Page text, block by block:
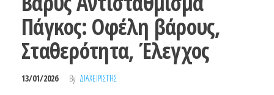
Πάγκος: Οφέλη βάρους,
Σταθερότητα, Έλεγχος
13/01/2026 By ΔΙΑΧΕΙΡΙΣΤΉΣ